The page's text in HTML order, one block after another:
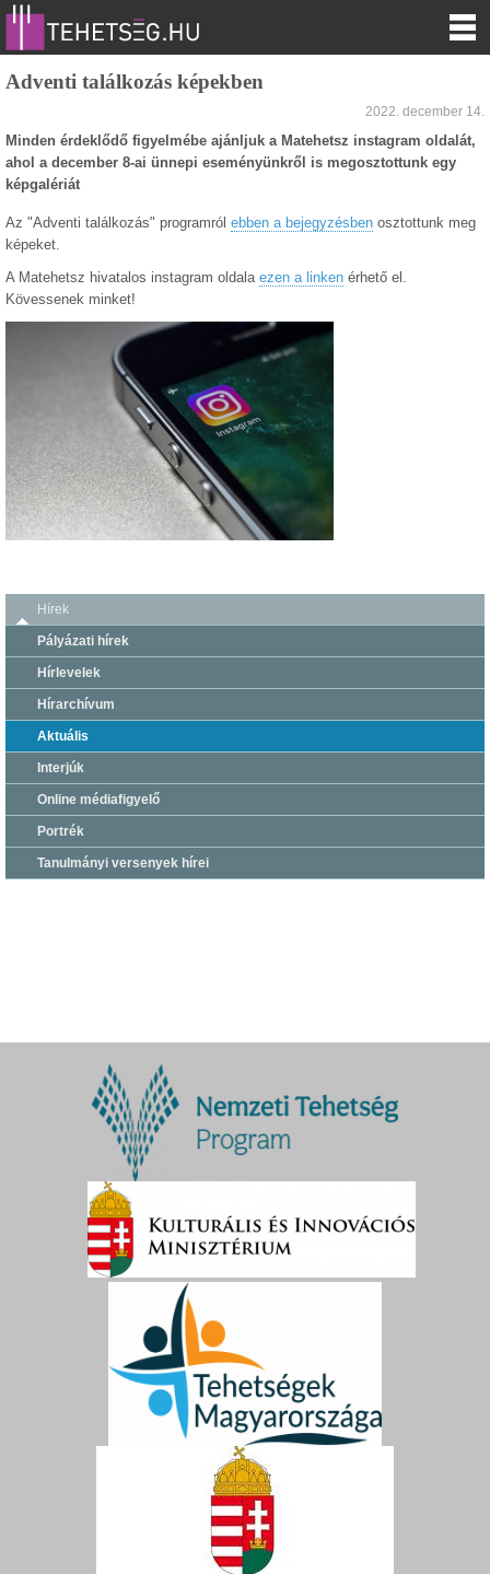
Adventi találkozás képekben
2022. december 14.
Minden érdeklődő figyelmébe ajánljuk a Matehetsz instagram oldalát,
ahol a december 8-ai ünnepi eseményünkről is megosztottunk egy
képgalériát
Az "Adventi találkozás" programról ebben a bejegyzésben osztottunk meg
képeket.
A Matehetsz hivatalos instagram oldala ezen a linken érhető el.
Kövessenek minket!
Hírek
Pályázati hírek
Hírlevelek
Hírarchívum
Aktuális
Interjúk
Online médiafigyelő
Portrék
Tanulmányi versenyek hírei